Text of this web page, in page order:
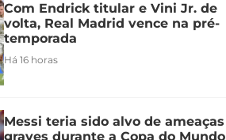
Com Endrick titular e Vini Jr. de
volta, Real Madrid vence na pré-
temporada
Há 16 horas
Messi teria sido alvo de ameaças
graves durante a Copa do Mundo